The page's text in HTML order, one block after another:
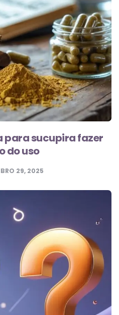
para sucupira fazer
do uso
29, 2025